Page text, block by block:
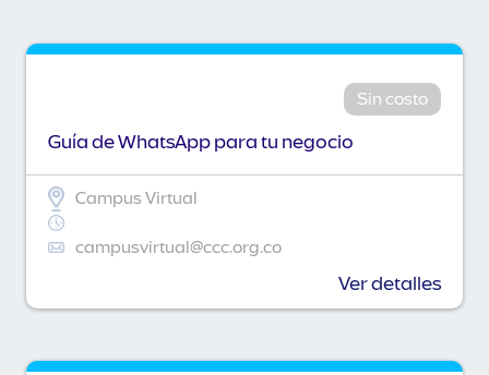
Sin costo
Guía de WhatsApp para tu negocio
Campus Virtual
campusvirtual@ccc.org.co
Ver detalles